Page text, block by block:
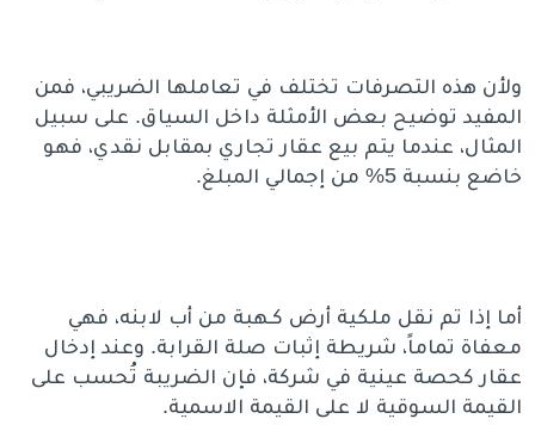
ولأن هذه التصرفات تختلف في تعاملها الضريبي، فمن
المفيد توضيح بعض الأمثلة داخل السياق. على سبيل
المثال، عندما يتم بيع عقار تجاري بمقابل نقدي، فهو
خاضع بنسبة 5% من إجمالي المبلغ.
أما إذا تم نقل ملكية أرض كـهبة من أب لابنه، فهي
معفاة تماماً، شريطة إثبات صلة القرابة. وعند إدخال
عقار كحصة عينية في شركة، فإن الضريبة تُحسب على
القيمة السوقية لا على القيمة الاسمية.